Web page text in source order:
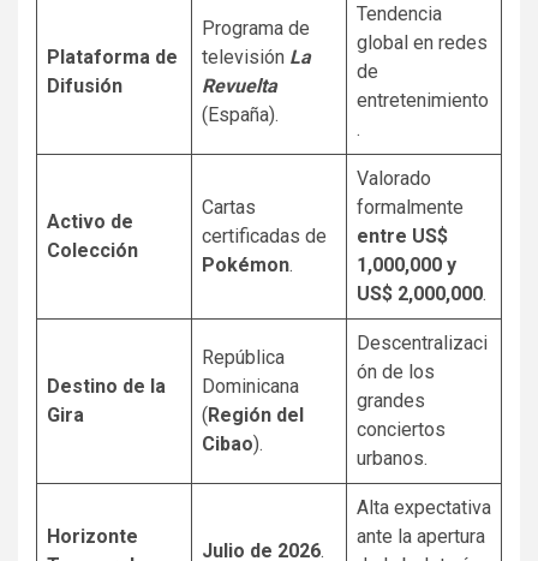
Plataforma de
Difusión
Programa de
televisión La
Revuelta
(España).
Tendencia
global en redes
de
entretenimiento
.
Activo de
Colección
Cartas
certificadas de
Pokémon.
Valorado
formalmente
entre US$
1,000,000 y
US$ 2,000,000.
Destino de la
Gira
República
Dominicana
(Región del
Cibao).
Descentralizaci
ón de los
grandes
conciertos
urbanos.
Horizonte
Julio de 2026.
Alta expectativa
ante la apertura